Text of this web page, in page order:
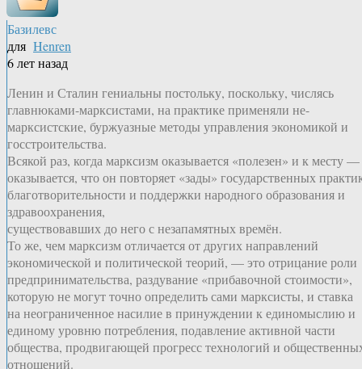
Базилевс
для Henren
6 лет назад
Ленин и Сталин гениальны постольку, поскольку, числясь
главнюками-марксистами, на практике применяли не-
марксистские, буржуазные методы управления экономикой и
госстроительства.
Всякой раз, когда марксизм оказывается «полезен» и к месту —
оказывается, что он повторяет «зады» государственных
благотворительности и поддержки народного образования и
здравоохранения,
существовавших до него с незапамятных времён.
То же, чем марксизм отличается от других направлений
экономической и политической теорий, — это отрицание роли
предпринимательства, раздувание «прибавочной стоимости»,
которую не могут точно определить сами марксисты, и ставка
на неограниченное насилие в принуждении к единомыслию и
единому уровню потребления, подавление активной части
общества, продвигающей прогресс технологий и
отношений.